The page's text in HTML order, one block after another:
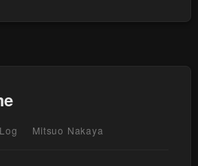
Log Mitsuo Nakaya